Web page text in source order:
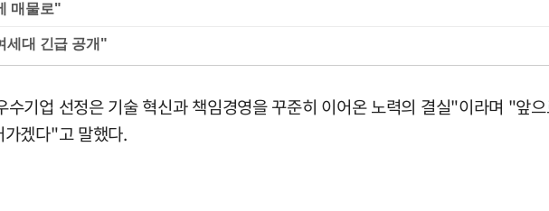
매물로"
기업 선정은 기술 혁신과 책임경영을 꾸준히 이어온 노력의 결실"이라며 "앞
겠다"고 말했다.